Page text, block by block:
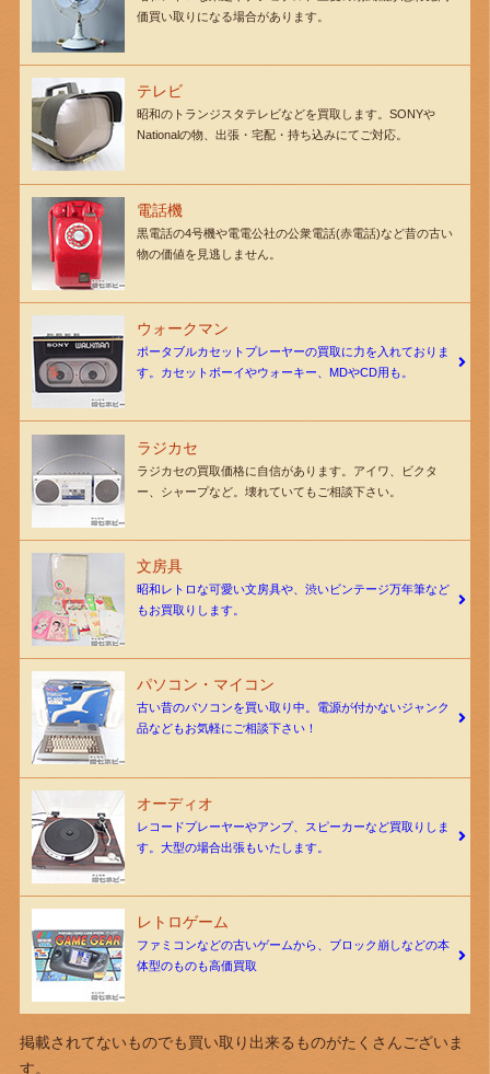
価買い取りになる場合があります。
テレビ
昭和のトランジスタテレビなどを買取します。SONYや
Nationalの物、出張・宅配・持ち込みにてご対応。
電話機
黒電話の4号機や電電公社の公衆電話(赤電話)など昔の古い
物の価値を見逃しません。
ウォークマン
ポータブルカセットプレーヤーの買取に力を入れておりま
す。カセットボーイやウォーキー、MDやCD用も。
ラジカセ
ラジカセの買取価格に自信があります。アイワ、ビクタ
ー、シャープなど。壊れていてもご相談下さい。
文房具
昭和レトロな可愛い文房具や、渋いビンテージ万年筆など
もお買取りします。
パソコン・マイコン
古い昔のパソコンを買い取り中。電源が付かないジャンク
品などもお気軽にご相談下さい！
オーディオ
レコードプレーヤーやアンプ、スピーカーなど買取りしま
す。大型の場合出張もいたします。
レトロゲーム
ファミコンなどの古いゲームから、ブロック崩しなどの本
体型のものも高価買取
掲載されてないものでも買い取り出来るものがたくさんございま
す。